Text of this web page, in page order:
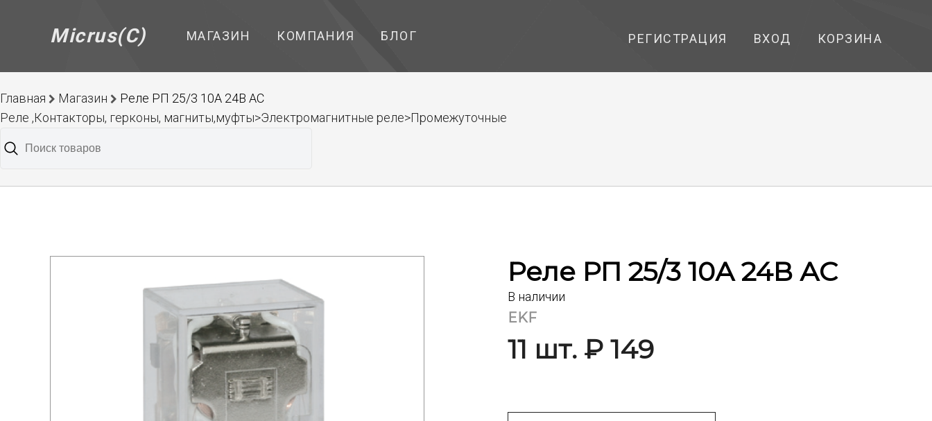
Micrus(C) МАГАЗИН КОМПАНИЯ БЛОГ РЕГИСТРАЦИЯ ВХОД КОРЗИНА
Главная Магазин
Реле РП 25/3 10А 24В АС
Реле ,Контакторы, герконы, магниты,муфты>Электромагнитные реле>Промежуточные
Реле РП 25/3 10А 24В АС
В наличии
EKF
11 шт. ₽ 149